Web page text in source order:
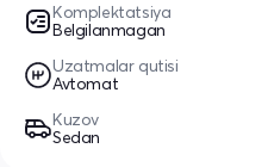
Komplektatsiya
Belgilanmagan
Uzatmalar qutisi
Avtomat
Kuzov
Sedan